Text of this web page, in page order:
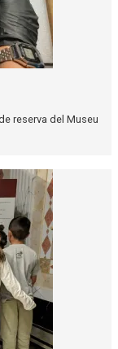
reserva del Museu